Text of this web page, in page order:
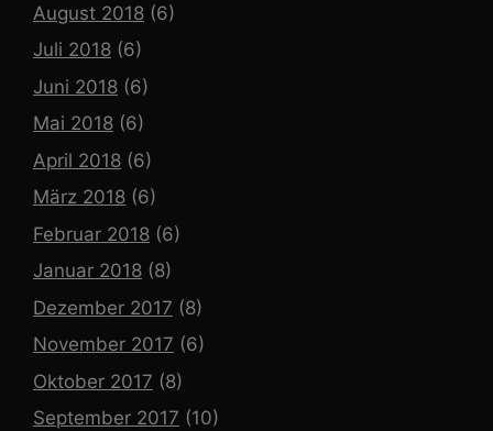
August 2018 (6)
Juli 2018 (6)
Juni 2018 (6)
Mai 2018 (6)
April 2018 (6)
März 2018 (6)
Februar 2018 (6)
Januar 2018 (8)
Dezember 2017 (8)
November 2017 (6)
Oktober 2017 (8)
September 2017 (10)